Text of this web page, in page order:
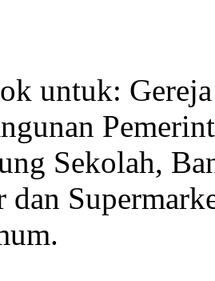
untuk:
Sekolah,
dan